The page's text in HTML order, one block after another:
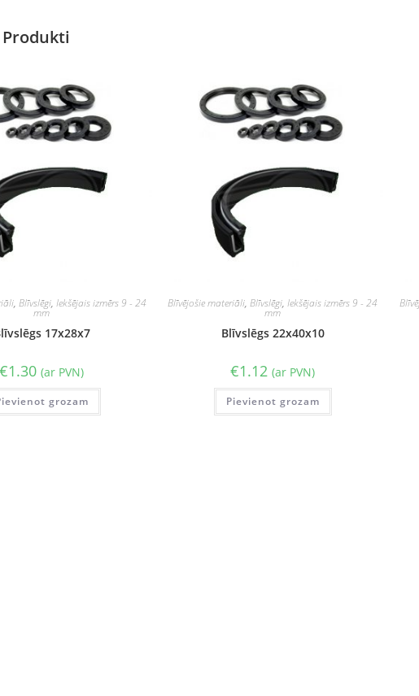
,Blīvslēgi,Iekšējais izmērs 9 - 24
mm
17x28x7
€1.30 (ar PVN)
grozam
Blīvējošie materiāli,Blīvslēgi,Iekšējais izmērs 9 - 24
mm
Blīvslēgs 22x40x10
€1.12 (ar PVN)
Pievienot grozam